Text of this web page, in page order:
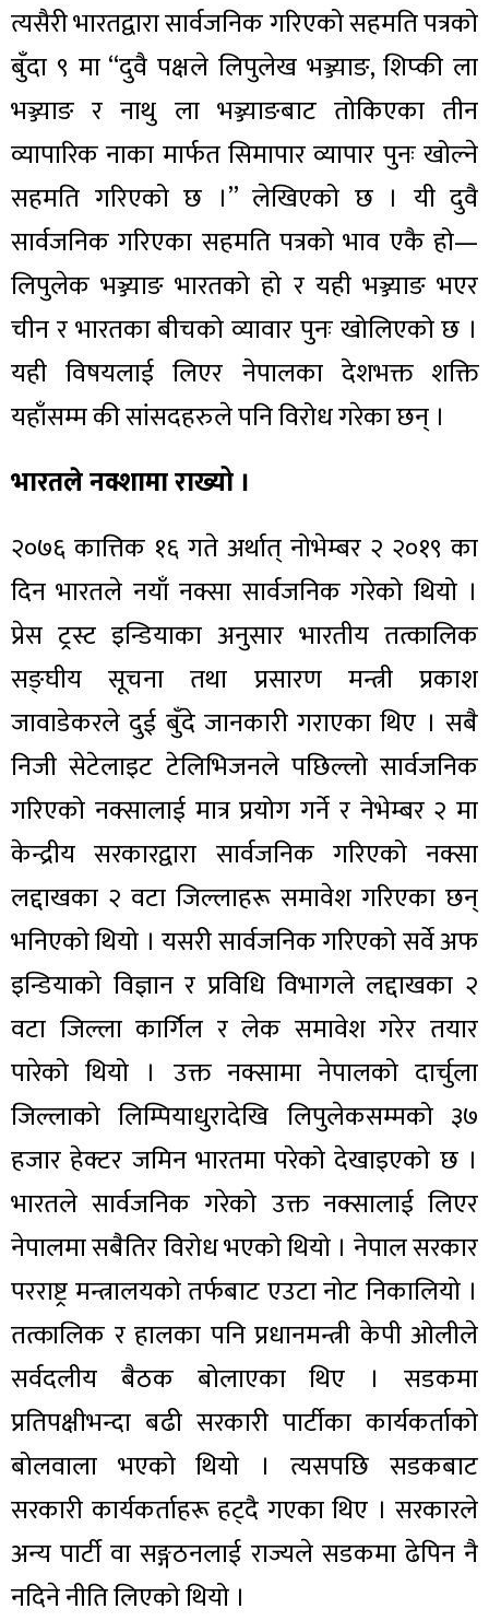
त्यसैरी भारतद्वारा सार्वजनिक गरिएको सहमति पत्रको
बुँदा ९ मा “दुवै पक्षले लिपुलेख भञ्ज्याङ, शिप्की ला
भञ्ज्याङ र नाथु ला भञ्ज्याङबाट तोकिएका तीन
व्यापारिक नाका मार्फत सिमापार व्यापार पुनः खोल्ने
सहमति गरिएको छ ।” लेखिएको छ । यी दुवै
सार्वजनिक गरिएका सहमति पत्रको भाव एकै हो—
लिपुलेक भञ्ज्याङ भारतको हो र यही भञ्ज्याङ भएर
चीन र भारतका बीचको व्यावार पुनः खोलिएको छ ।
यही विषयलाई लिएर नेपालका देशभक्त शक्ति
यहाँसम्म की सांसदहरुले पनि विरोध गरेका छन् ।
भारतले नक्शामा राख्यो ।
२०७६ कात्तिक १६ गते अर्थात् नोभेम्बर २ २०१९ का
दिन भारतले नयाँ नक्सा सार्वजनिक गरेको थियो ।
प्रेस ट्रस्ट इन्डियाका अनुसार भारतीय तत्कालिक
सङ्घीय सूचना तथा प्रसारण मन्त्री प्रकाश
जावाडेकरले दुई बुँदे जानकारी गराएका थिए । सबै
निजी सेटेलाइट टेलिभिजनले पछिल्लो सार्वजनिक
गरिएको नक्सालाई मात्र प्रयोग गर्ने र नेभेम्बर २ मा
केन्द्रीय सरकारद्वारा सार्वजनिक गरिएको नक्सा
लद्दाखका २ वटा जिल्लाहरू समावेश गरिएका छन्
भनिएको थियो । यसरी सार्वजनिक गरिएको सर्वे अफ
इन्डियाको विज्ञान र प्रविधि विभागले लद्दाखका २
वटा जिल्ला कार्गिल र लेक समावेश गरेर तयार
पारेको थियो । उक्त नक्सामा नेपालको दार्चुला
जिल्लाको लिम्पियाधुरादेखि लिपुलेकसम्मको ३७
हजार हेक्टर जमिन भारतमा परेको देखाइएको छ ।
भारतले सार्वजनिक गरेको उक्त नक्सालाई लिएर
नेपालमा सबैतिर विरोध भएको थियो । नेपाल सरकार
परराष्ट्र मन्त्रालयको तर्फबाट एउटा नोट निकालियो ।
तत्कालिक र हालका पनि प्रधानमन्त्री केपी ओलीले
सर्वदलीय बैठक बोलाएका थिए । सडकमा
प्रतिपक्षीभन्दा बढी सरकारी पार्टीका कार्यकर्ताको
बोलवाला भएको थियो । त्यसपछि सडकबाट
सरकारी कार्यकर्ताहरू हट्दै गएका थिए । सरकारले
अन्य पार्टी वा सङ्गठनलाई राज्यले सडकमा ढेपिन नै
नदिने नीति लिएको थियो ।